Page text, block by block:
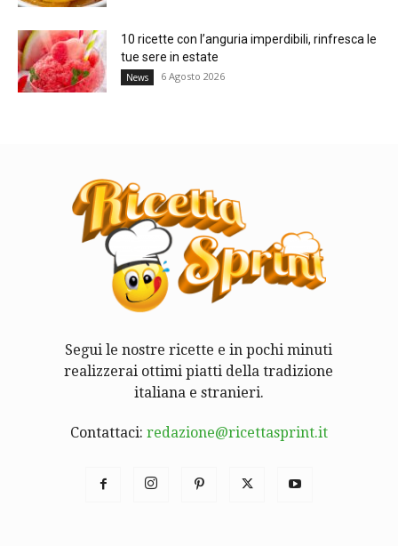
10 ricette con l’anguria imperdibili, rinfresca le
tue sere in estate
News 6 Agosto 2026
Segui le nostre ricette e in pochi minuti
realizzerai ottimi piatti della tradizione
italiana e stranieri.
Contattaci: redazione@ricettasprint.it